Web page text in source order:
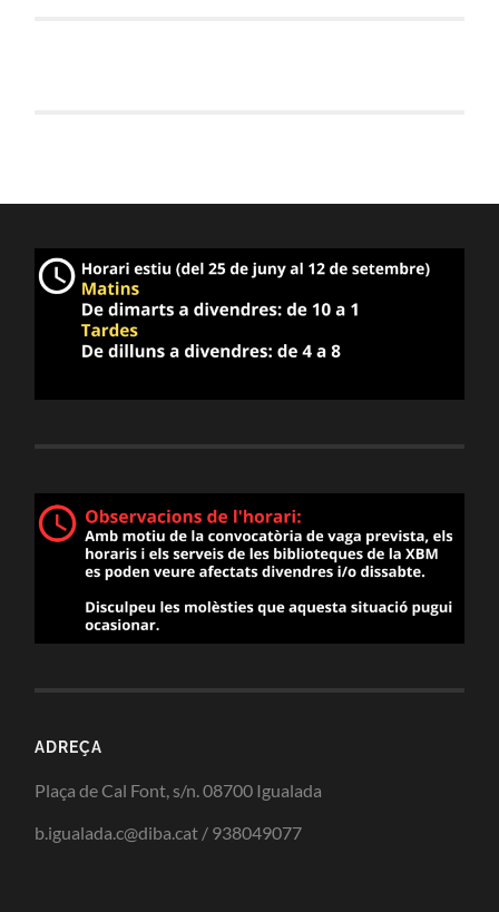
ADREÇA
Plaça de Cal Font, s/n. 08700 Igualada
b.igualada.c@diba.cat / 938049077